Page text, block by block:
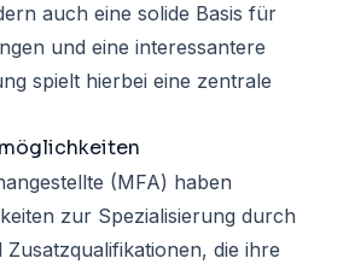
auch eine solide Basis für
und eine interessantere
spielt hierbei eine zentrale
(MFA) haben
zur Spezialisierung durch
die ihre